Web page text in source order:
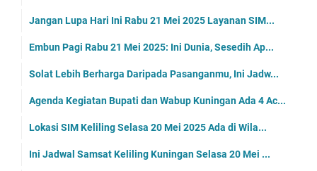
Jangan Lupa Hari Ini Rabu 21 Mei 2025 Layanan SIM...
Embun Pagi Rabu 21 Mei 2025: Ini Dunia, Sesedih Ap...
Solat Lebih Berharga Daripada Pasanganmu, Ini Jadw...
Agenda Kegiatan Bupati dan Wabup Kuningan Ada 4 Ac...
Lokasi SIM Keliling Selasa 20 Mei 2025 Ada di Wila...
Ini Jadwal Samsat Keliling Kuningan Selasa 20 Mei ...